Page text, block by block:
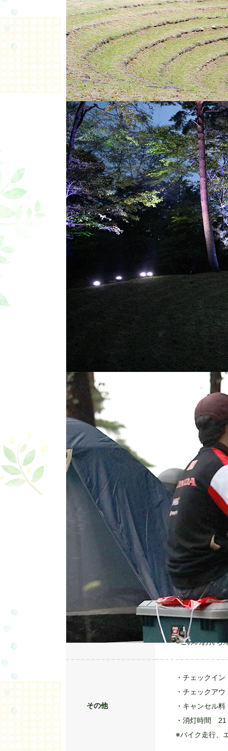
3泊4日 15,000円！
1泊当たり5,000円で、観戦エリアまで徒歩
よう！
体験概要 MotoGP™
10/2(金)～5(月
※募集締め切
50サイト
バイク来場者
料金 15,000円/サイ
滞在環境
（1）バイク横
バイク乗りに
※本キャンプサ
※横付けできる
※事前のサイト
（2）焚き火OK
焚き火台の持ち
※直火はご遠慮
（3）木々に囲
木漏れ日が差し
な森の中に、
の熱狂が交差す
※サイト内に水
※当サイトには
※ごみのお持ち
その他
・チェックイ
・チェックア
・キャンセル
・消灯時間 21
※バイク走行、